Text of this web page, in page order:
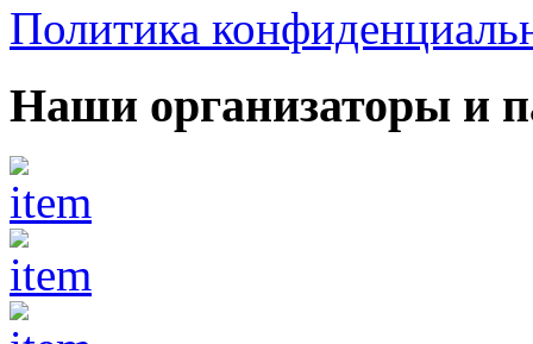
Политика
Наши организаторы и